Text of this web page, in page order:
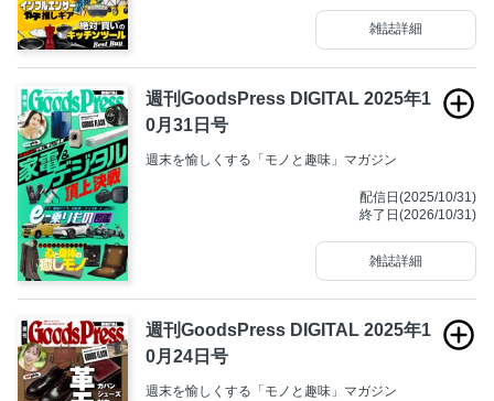
雑誌詳細
週刊GoodsPress DIGITAL 2025年1
0月31日号
週末を愉しくする「モノと趣味」マガジン
配信日(2025/10/31)
終了日(2026/10/31)
雑誌詳細
週刊GoodsPress DIGITAL 2025年1
0月24日号
週末を愉しくする「モノと趣味」マガジン